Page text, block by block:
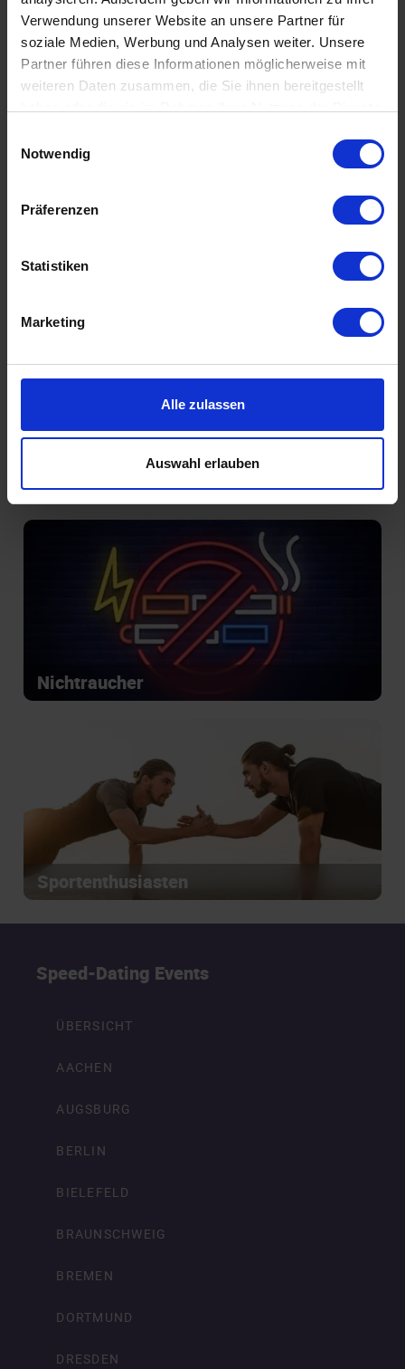
Verwendung unserer Website an unsere Partner für
soziale Medien, Werbung und Analysen weiter. Unsere
Partner führen diese Informationen möglicherweise mit
weiteren Daten zusammen, die Sie ihnen bereitgestellt
Notwendig
Präferenzen
Statistiken
Marketing
Alle zulassen
Auswahl erlauben
Akademiker
Introvertiert glücklich
Nichtraucher
Sportenthusiasten
Speed-Dating Events
ÜBERSICHT
AACHEN
AUGSBURG
BERLIN
BIELEFELD
BRAUNSCHWEIG
BREMEN
DORTMUND
DRESDEN